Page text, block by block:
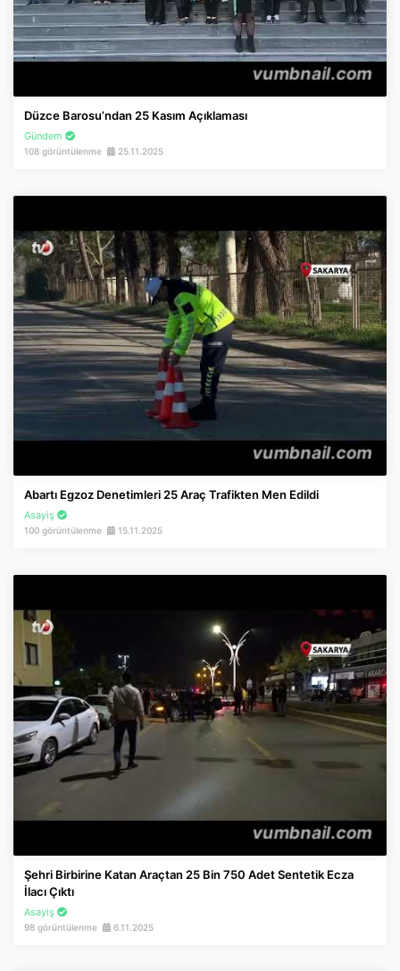
Düzce Barosu’ndan 25 Kasım Açıklaması
Gündem
108 görüntülenme 25.11.2025
Abartı Egzoz Denetimleri 25 Araç Trafikten Men Edildi
Asayiş
100 görüntülenme 15.11.2025
Şehri Birbirine Katan Araçtan 25 Bin 750 Adet Sentetik Ecza
İlacı Çıktı
Asayiş
98 görüntülenme 6.11.2025